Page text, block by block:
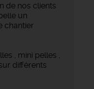
de nos clients
un
chantier
, mini pelles ,
différents